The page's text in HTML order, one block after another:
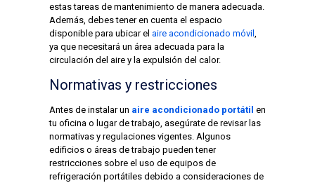
estas tareas de mantenimiento de manera adecuada.
Además, debes tener en cuenta el espacio
disponible para ubicar el aire acondicionado móvil ,
ya que necesitará un área adecuada para la
circulación del aire y la expulsión del calor.
Normativas y restricciones
Antes de instalar un aire acondicionado portátil en
tu oficina o lugar de trabajo, asegúrate de revisar las
normativas y regulaciones vigentes. Algunos
edificios o áreas de trabajo pueden tener
restricciones sobre el uso de equipos de
refrigeración portátiles debido a consideraciones de